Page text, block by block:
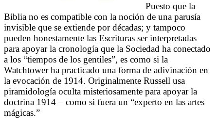
Puesto que la
Biblia no es compatible con la noción de una parusía
invisible que se extiende por décadas; y tampoco
pueden honestamente las Escrituras ser interpretadas
para apoyar la cronología que la Sociedad ha conectado
a los “tiempos de los gentiles”, es como si la
Watchtower ha practicado una forma de adivinación en
la evocación de 1914. Originalmente Russell usa
piramidología oculta misteriosamente para apoyar la
doctrina 1914 – como si fuera un “experto en las artes
mágicas.”